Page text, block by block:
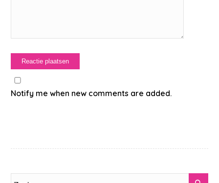
Notify me when new comments are added.